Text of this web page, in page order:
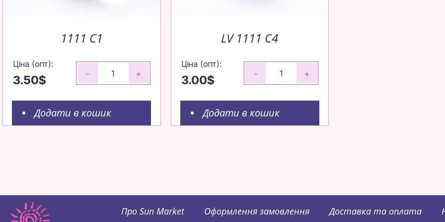
1111 C1
Ціна (опт):
3.50$ - +
Додати в кошик
LV 1111 C4
Ціна (опт):
3.00$ - +
Додати в кошик
Про Sun Market Оформлення замовлення Доставка та оплата